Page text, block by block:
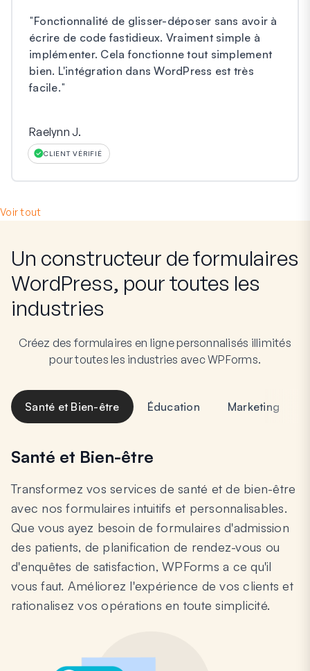
"Fonctionnalité de glisser-déposer sans avoir à
écrire de code fastidieux. Vraiment simple à
implémenter. Cela fonctionne tout simplement
bien. L'intégration dans WordPress est très
facile."
Raelynn J.
CLIENT VÉRIFIÉ
Voir tout
Un constructeur de formulaires
WordPress, pour toutes les
industries
Créez des formulaires en ligne personnalisés illimités
pour toutes les industries avec WPForms.
Santé et Bien-être Éducation Marketing
Santé et Bien-être
Transformez vos services de santé et de bien-être
avec nos formulaires intuitifs et personnalisables.
Que vous ayez besoin de formulaires d'admission
des patients, de planification de rendez-vous ou
d'enquêtes de satisfaction, WPForms a ce qu'il
vous faut. Améliorez l'expérience de vos clients et
rationalisez vos opérations en toute simplicité.